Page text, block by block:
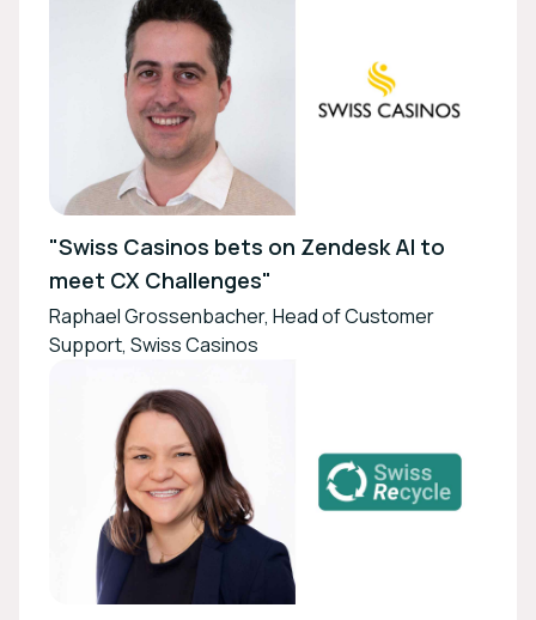
"Swiss Casinos bets on Zendesk AI to
meet CX Challenges"
Raphael Grossenbacher, Head of Customer
Support, Swiss Casinos